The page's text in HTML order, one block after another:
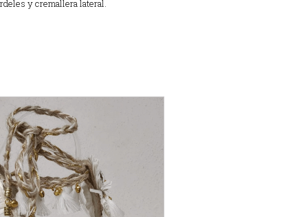
y cremallera lateral.